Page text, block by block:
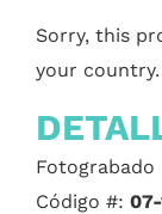
Sorry, this
your country.
Fotograbado
Código #: